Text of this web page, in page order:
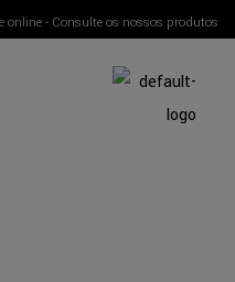
online - Consulte os nossos produtos